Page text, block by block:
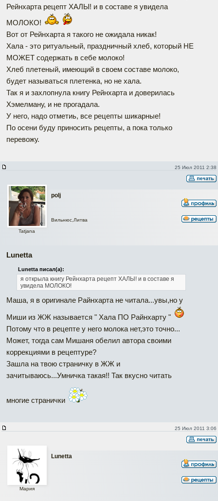
Рейнхарта рецепт ХАЛЫ! и в составе я увидела
МОЛОКО!
Вот от Рейнхарта я такого не ожидала никак!
Хала - это ритуальный, праздничный хлеб, который НЕ
МОЖЕТ содержать в себе молоко!
Хлеб плетеный, имеющий в своем составе молоко,
будет называться плетенка, но не хала.
Так я и захлопнула книгу Рейнхарта и доверилась
Хэмелману, и не прогадала.
У него, надо отметиь, все рецепты шикарные!
По осени буду приносить рецепты, а пока только
перевожу.
25 Июл 2011 2:38
polj
Tatjana
Вильнюс,Литва
Lunetta
Lunetta писал(а):
я открыла книгу Рейнхарта рецепт ХАЛЫ! и в составе я
увидела МОЛОКО!
Маша, я в оригинале Райнхарта не читала...увы,но у
Миши из ЖЖ называется " Хала ПО Райнхарту "
Потому что в рецепте у него молока нет,это точно...
Может, тогда сам Мишаня обелил автора своими
коррекциями в рецептуре?
Зашла на твою страничку в ЖЖ и
зачитываюсь...Умничка такая!! Так вкусно читать
многие странички
25 Июл 2011 3:06
Lunetta
Мария